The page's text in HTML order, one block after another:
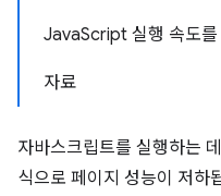
JavaScript 실행 속도를
자료
자바스크립트를 실행하는
식으로 페이지 성능이 저하